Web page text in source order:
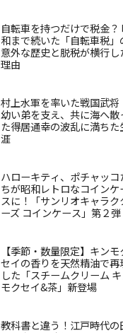
自転車を持つだけで税金？
和まで続いた「自転車税」
意外な歴史と脱税が横行し
理由
村上水軍を率いた戦国武将
幼い弟を支え、共に海へ散
た得居通幸の波乱に満ちた
涯
ハローキティ、ポチャッコ
ちが昭和レトロなコインケ
スに！「サンリオキャラク
ーズ コインケース」第２弾
【季節・数量限定】キンモ
セイの香りを天然精油で再
した「スチームクリーム
モクセイ&茶」新登場
教科書と違う！江戸時代の